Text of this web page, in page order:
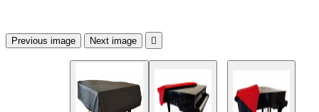
Previous image Next image 